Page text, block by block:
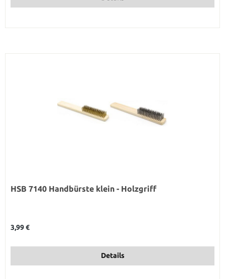
HSB 7140 Handbürste klein - Holzgriff
3,99 €
Details